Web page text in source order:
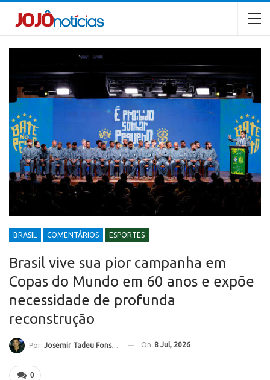
BRASIL COMENTÁRIOS ESPORTES
Brasil vive sua pior campanha em
Copas do Mundo em 60 anos e expõe
necessidade de profunda
reconstrução
Por Josemir Tadeu Fonseca On 8 Jul, 2026
0